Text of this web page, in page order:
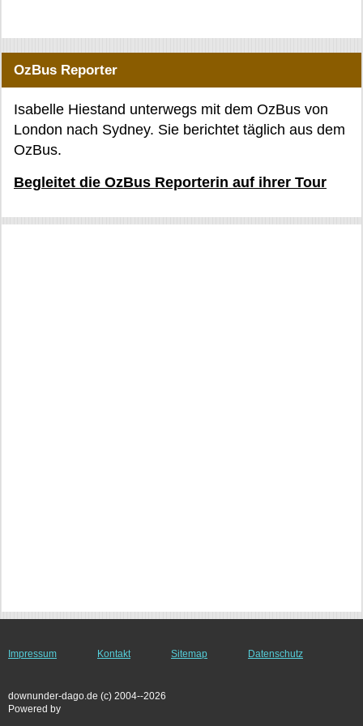
OzBus Reporter
Isabelle Hiestand unterwegs mit dem OzBus von
London nach Sydney. Sie berichtet täglich aus dem
OzBus.
Begleitet die OzBus Reporterin auf ihrer Tour
Impressum Kontakt Sitemap Datenschutz
downunder-dago.de (c) 2004--2026
Powered by